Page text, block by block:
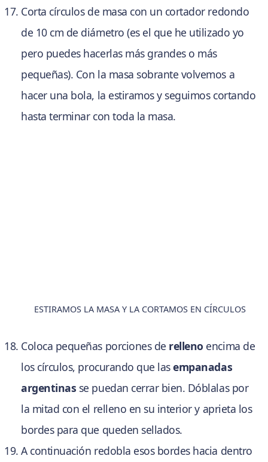
Corta círculos de masa con un cortador redondo
de 10 cm de diámetro (es el que he utilizado yo
pero puedes hacerlas más grandes o más
pequeñas). Con la masa sobrante volvemos a
hacer una bola, la estiramos y seguimos cortando
hasta terminar con toda la masa.
ESTIRAMOS LA MASA Y LA CORTAMOS EN CÍRCULOS
Coloca pequeñas porciones de relleno encima de
los círculos, procurando que lasempanadas
argentinas se puedan cerrar bien. Dóblalas por
la mitad con el relleno en su interior y aprieta los
bordes para que queden sellados.
A continuación redobla esos bordes hacia dentro